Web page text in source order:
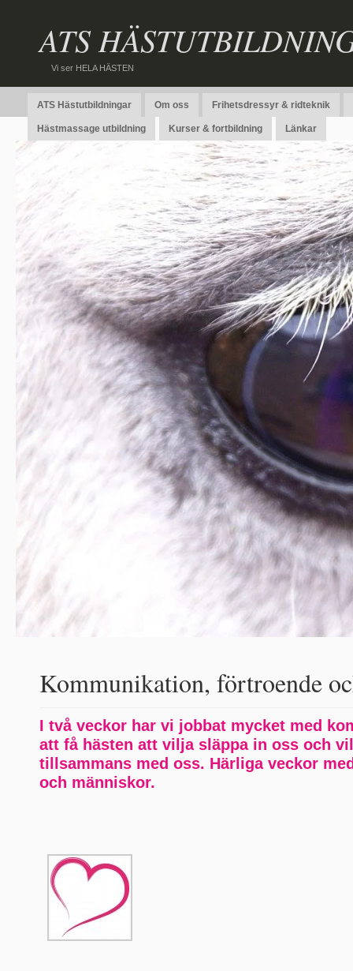
ATS
Vi ser HELA HÄSTEN
ATS Hästutbildningar Om oss Frihetsdressyr & ridteknik
Hästmassage utbildning Kurser & fortbildning Länkar
Kommunikation, förtroende
I två veckor har vi jobbat mycket med
att få hästen att vilja släppa in oss och
tillsammans med oss. Härliga veckor
och människor.